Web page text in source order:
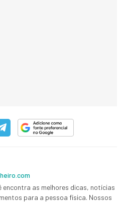
encontra as melhores dicas, notícias
para a pessoa física. Nossos